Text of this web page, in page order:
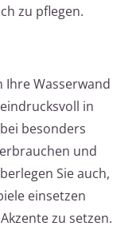
zu pflegen.
Ihre Wasserwand
in
besonders
und
Sie auch,
einsetzen
zu setzen.